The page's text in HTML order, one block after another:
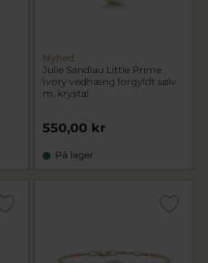
Nyhed
Julie Sandlau Little Prime
Ivory vedhæng forgyldt sølv
m. krystal
550,00 kr
På lager